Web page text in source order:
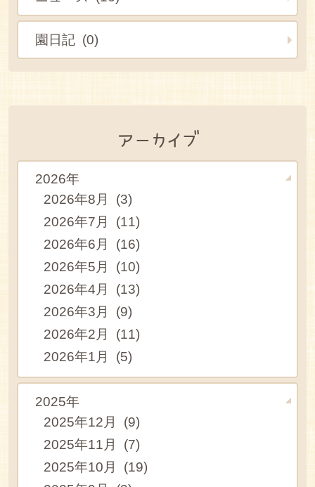
園日記 (0)
アーカイブ
2026年
2026年8月 (3)
2026年7月 (11)
2026年6月 (16)
2026年5月 (10)
2026年4月 (13)
2026年3月 (9)
2026年2月 (11)
2026年1月 (5)
2025年
2025年12月 (9)
2025年11月 (7)
2025年10月 (19)